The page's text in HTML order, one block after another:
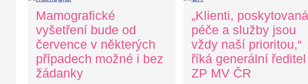
Mamografické
vyšetření bude od
července v některých
případech možné i bez
žádanky
„Klienti, poskytovaná
péče a služby jsou
vždy naší prioritou,“
říká generální ředitel
ZP MV ČR